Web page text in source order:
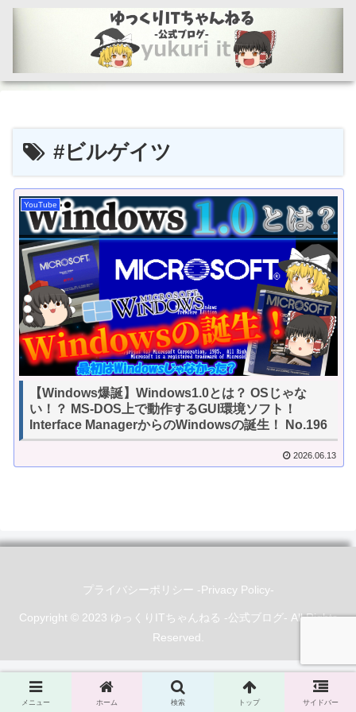
#ビルゲイツ
YouTube
【Windows爆誕】Windows1.0とは？ OSじゃな
い！？ MS-DOS上で動作するGUI環境ソフト！
Interface ManagerからのWindowsの誕生！ No.196
2026.06.13
プライバシーポリシー -Privacy Policy-
Copyright © 2023 ゆっくりITちゃんねる -公式ブログ- All Rights
Reserved.
メニュー ホーム 検索 トップ サイドバー